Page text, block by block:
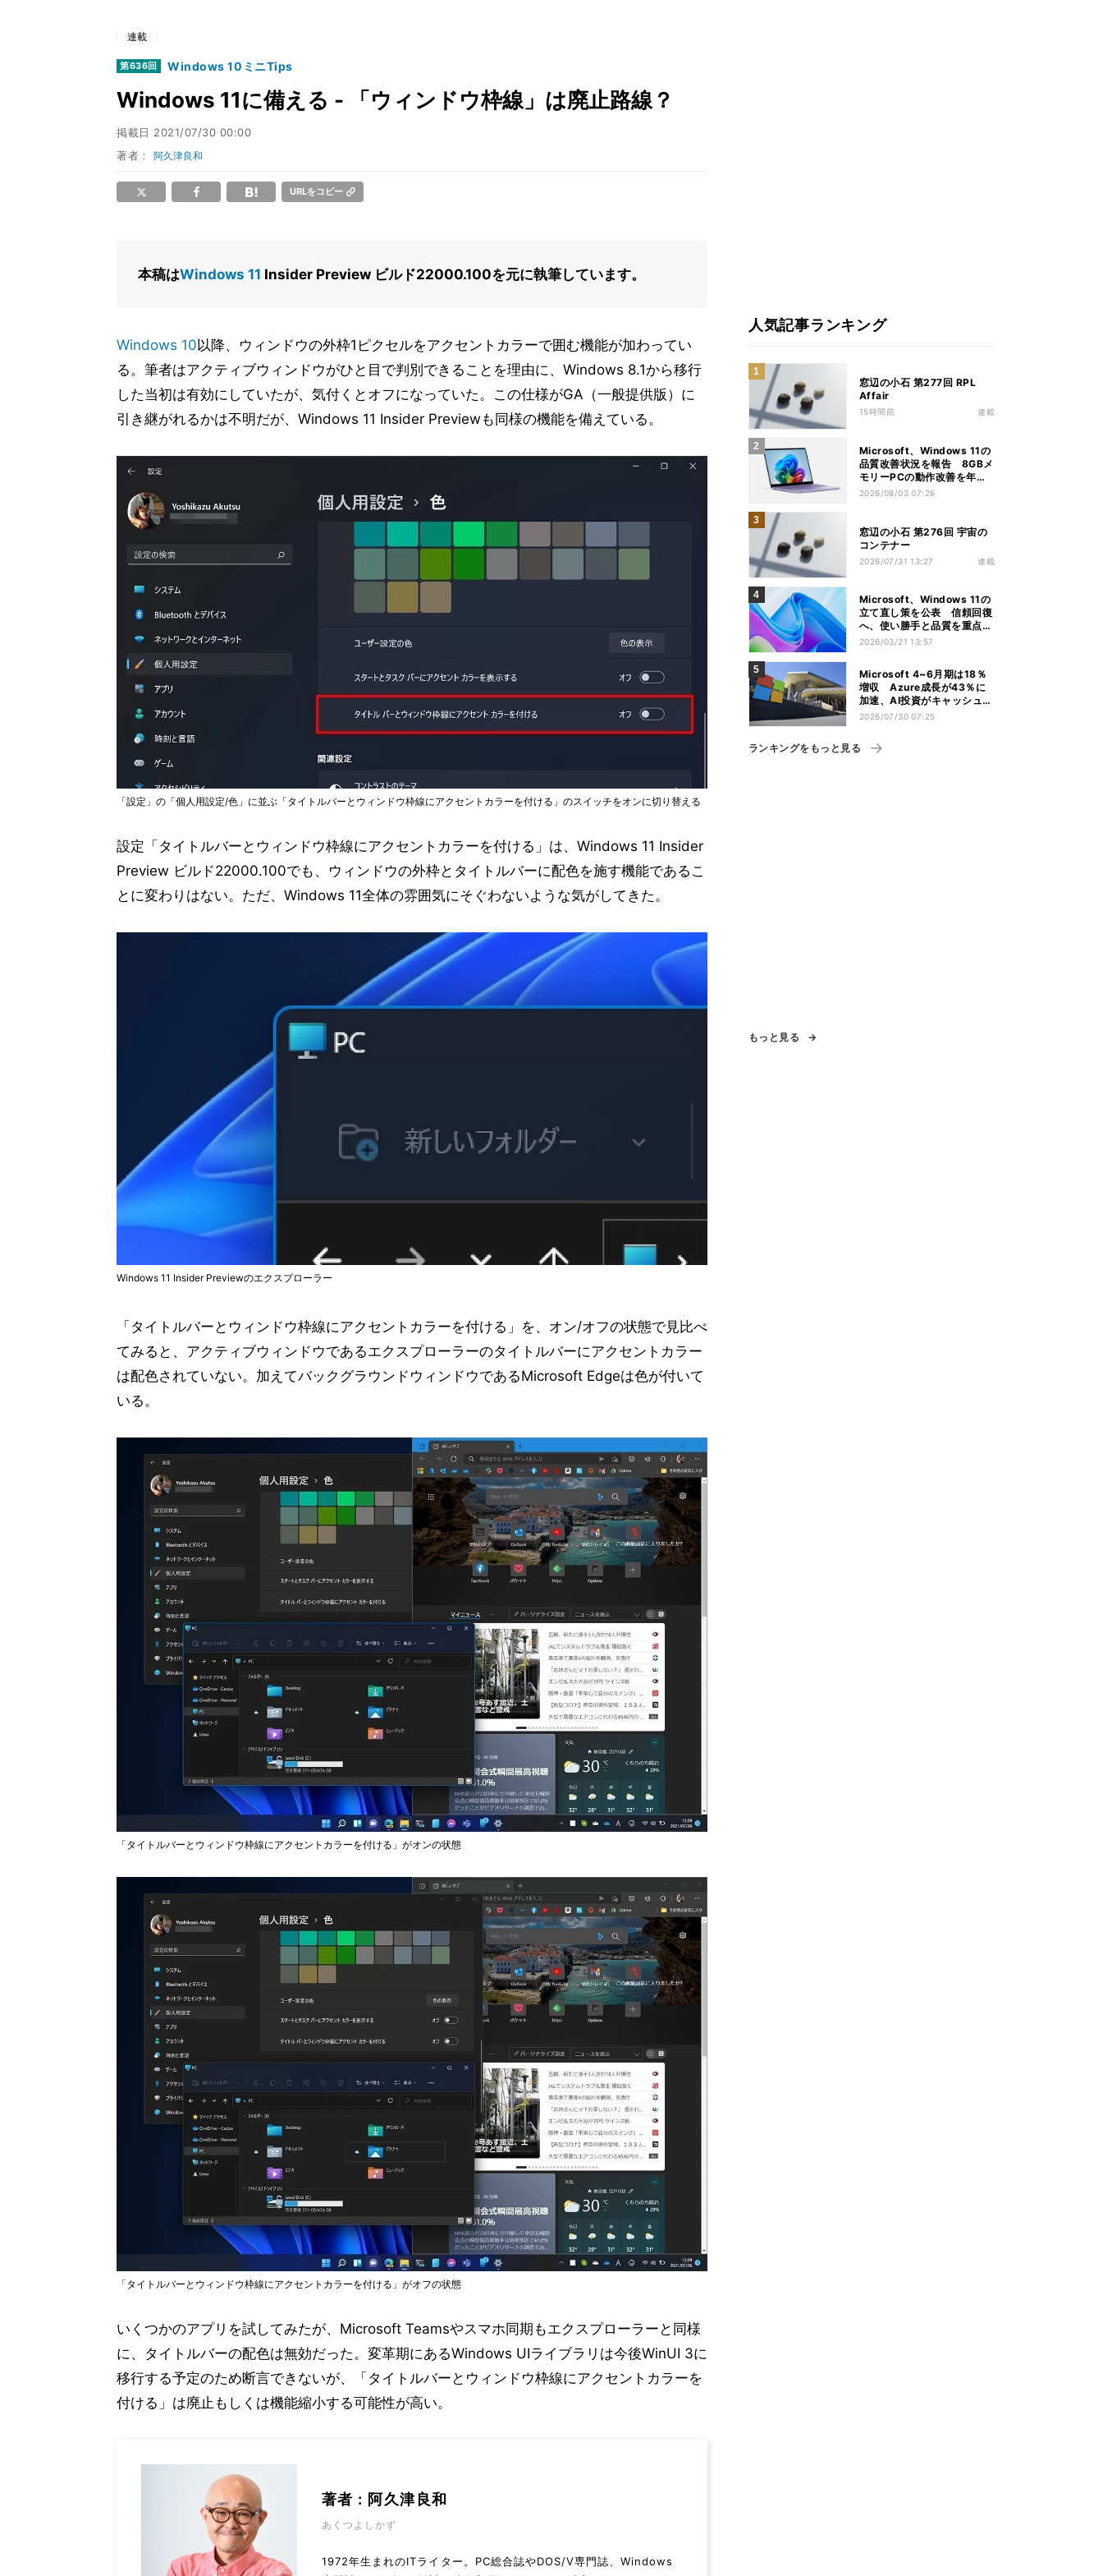
連載
第636回 Windows 10ミニTips
Windows 11に備える - 「ウィンドウ枠線」は廃止路線？
掲載日 2021/07/30 00:00
著者：阿久津良和
URLをコピー
本稿はWindows 11 Insider Preview ビルド22000.100を元に執筆しています。
Windows 10以降、ウィンドウの外枠1ピクセルをアクセントカラーで囲む機能が加わってい
る。筆者はアクティブウィンドウがひと目で判別できることを理由に、Windows 8.1から移行
した当初は有効にしていたが、気付くとオフになっていた。この仕様がGA（一般提供版）に
引き継がれるかは不明だが、Windows 11 Insider Previewも同様の機能を備えている。
「設定」の「個人用設定/色」に並ぶ「タイトルバーとウィンドウ枠線にアクセントカラーを付ける」のスイッチをオンに切り替える
設定「タイトルバーとウィンドウ枠線にアクセントカラーを付ける」は、Windows 11 Insider
Preview ビルド22000.100でも、ウィンドウの外枠とタイトルバーに配色を施す機能であるこ
とに変わりはない。ただ、Windows 11全体の雰囲気にそぐわないような気がしてきた。
Windows 11 Insider Previewのエクスプローラー
「タイトルバーとウィンドウ枠線にアクセントカラーを付ける」を、オン/オフの状態で見比べ
てみると、アクティブウィンドウであるエクスプローラーのタイトルバーにアクセントカラー
は配色されていない。加えてバックグラウンドウィンドウであるMicrosoft Edgeは色が付いて
いる。
「タイトルバーとウィンドウ枠線にアクセントカラーを付ける」がオンの状態
「タイトルバーとウィンドウ枠線にアクセントカラーを付ける」がオフの状態
いくつかのアプリを試してみたが、Microsoft Teamsやスマホ同期もエクスプローラーと同様
に、タイトルバーの配色は無効だった。変革期にあるWindows UIライブラリは今後WinUI 3に
移行する予定のため断言できないが、「タイトルバーとウィンドウ枠線にアクセントカラーを
付ける」は廃止もしくは機能縮小する可能性が高い。
著者 : 阿久津良和
あくつよしかず
1972年生まれのITライター。PC総合誌やDOS/V専門誌、Windows
人気記事ランキング
窓辺の小石 第277回 RPL
Affair
15時間前 連載
Microsoft、Windows 11の
品質改善状況を報告 8GBメ
モリーPCの動作改善を年内
推進
2026/08/03 07:26
窓辺の小石 第276回 宇宙の
コンテナー
2026/07/31 13:27 連載
Microsoft、Windows 11の
立て直し策を公表 信頼回復
へ、使い勝手と品質を重点改
善
2026/03/21 13:57
Microsoft 4~6月期は18％
増収 Azure成長が43％に
加速、AI投資がキャッシュフ
ロー圧迫
2026/07/30 07:25
ランキングをもっと見る
もっと見る